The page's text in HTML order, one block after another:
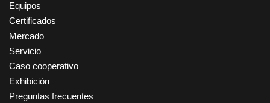
Equipos
Certificados
Mercado
Servicio
Caso cooperativo
Exhibición
Preguntas frecuentes